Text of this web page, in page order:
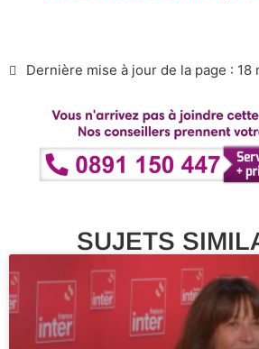
Dernière mise à jour de la page : 18
SUJETS